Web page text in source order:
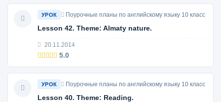
УРОК Поурочные планы по английскому языку 10 класс
Lesson 42. Theme: Almaty nature.
20.11.2014
5.0
УРОК Поурочные планы по английскому языку 10 класс
Lesson 40. Theme: Reading.